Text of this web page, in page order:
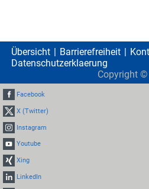
Übersicht Barrierefreiheit
Datenschutzerklaerung
Copyright ©
Facebook
X (Twitter)
Instagram
Youtube
Xing
LinkedIn